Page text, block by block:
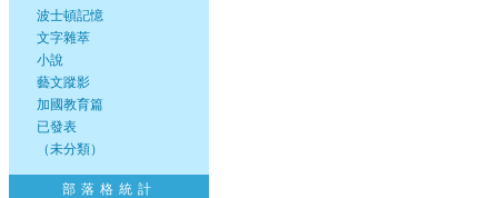
波士頓記憶
文字雜萃
小說
藝文蹤影
加國教育篇
已發表
（未分類）
部落格統計